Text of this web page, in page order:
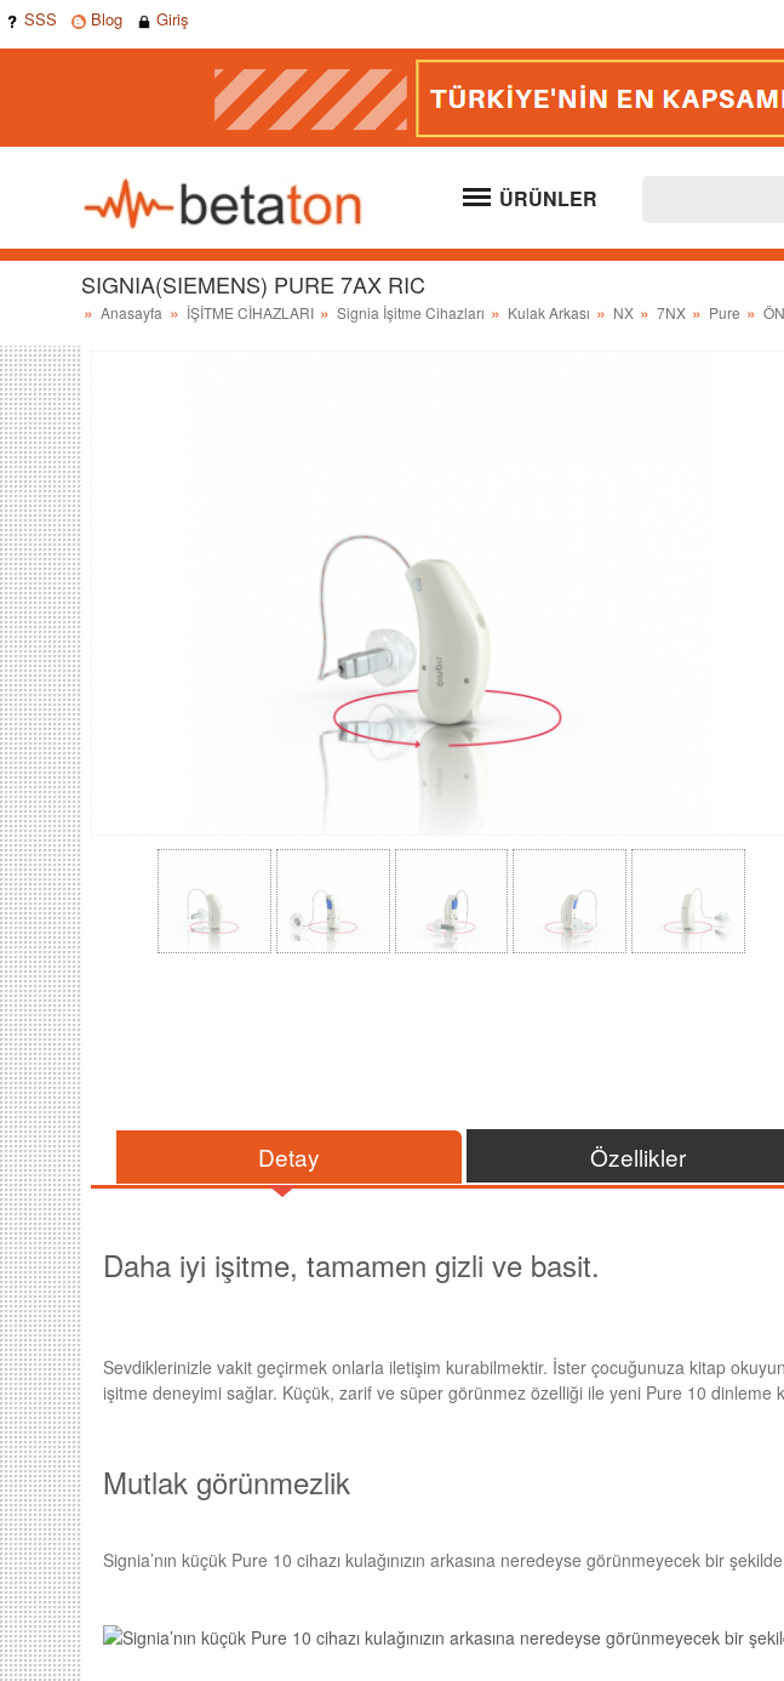
SSS Blog Giriş
ÜRÜNLER
SIGNIA(SIEMENS) PURE 7AX RIC
Anasayfa İŞİTME CİHAZLARI Signia İşitme Cihazları Kulak Arkası NX 7NX Pure
Detay Özellikler
Daha iyi işitme, tamamen gizli ve basit.
Sevdiklerinizle vakit geçirmek onlarla iletişim kurabilmektir. İster çocuğunuza kitap
işitme deneyimi sağlar. Küçük, zarif ve süper görünmez özelliği ile yeni Pure 10 dinleme
Mutlak görünmezlik
Signia’nın küçük Pure 10 cihazı kulağınızın arkasına neredeyse görünmeyecek bir